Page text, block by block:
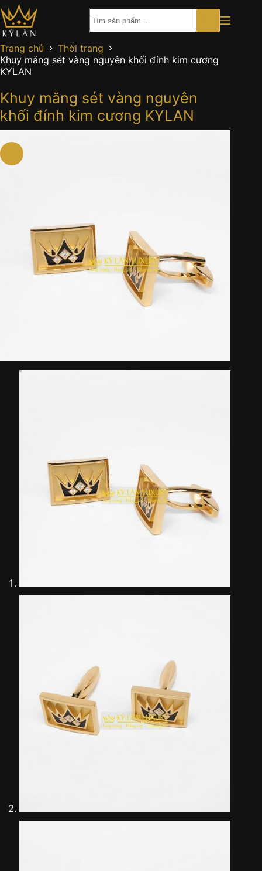
Chuyển
đến
phần
nội
dung
Trang chủ
Thời trang
Khuy măng sét vàng nguyên khối đính kim cương
KYLAN
Khuy măng sét vàng nguyên
khối đính kim cương KYLAN